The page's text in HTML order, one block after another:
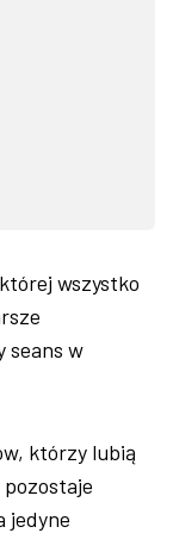
wszystko
seans w
którzy lubią
jedyne